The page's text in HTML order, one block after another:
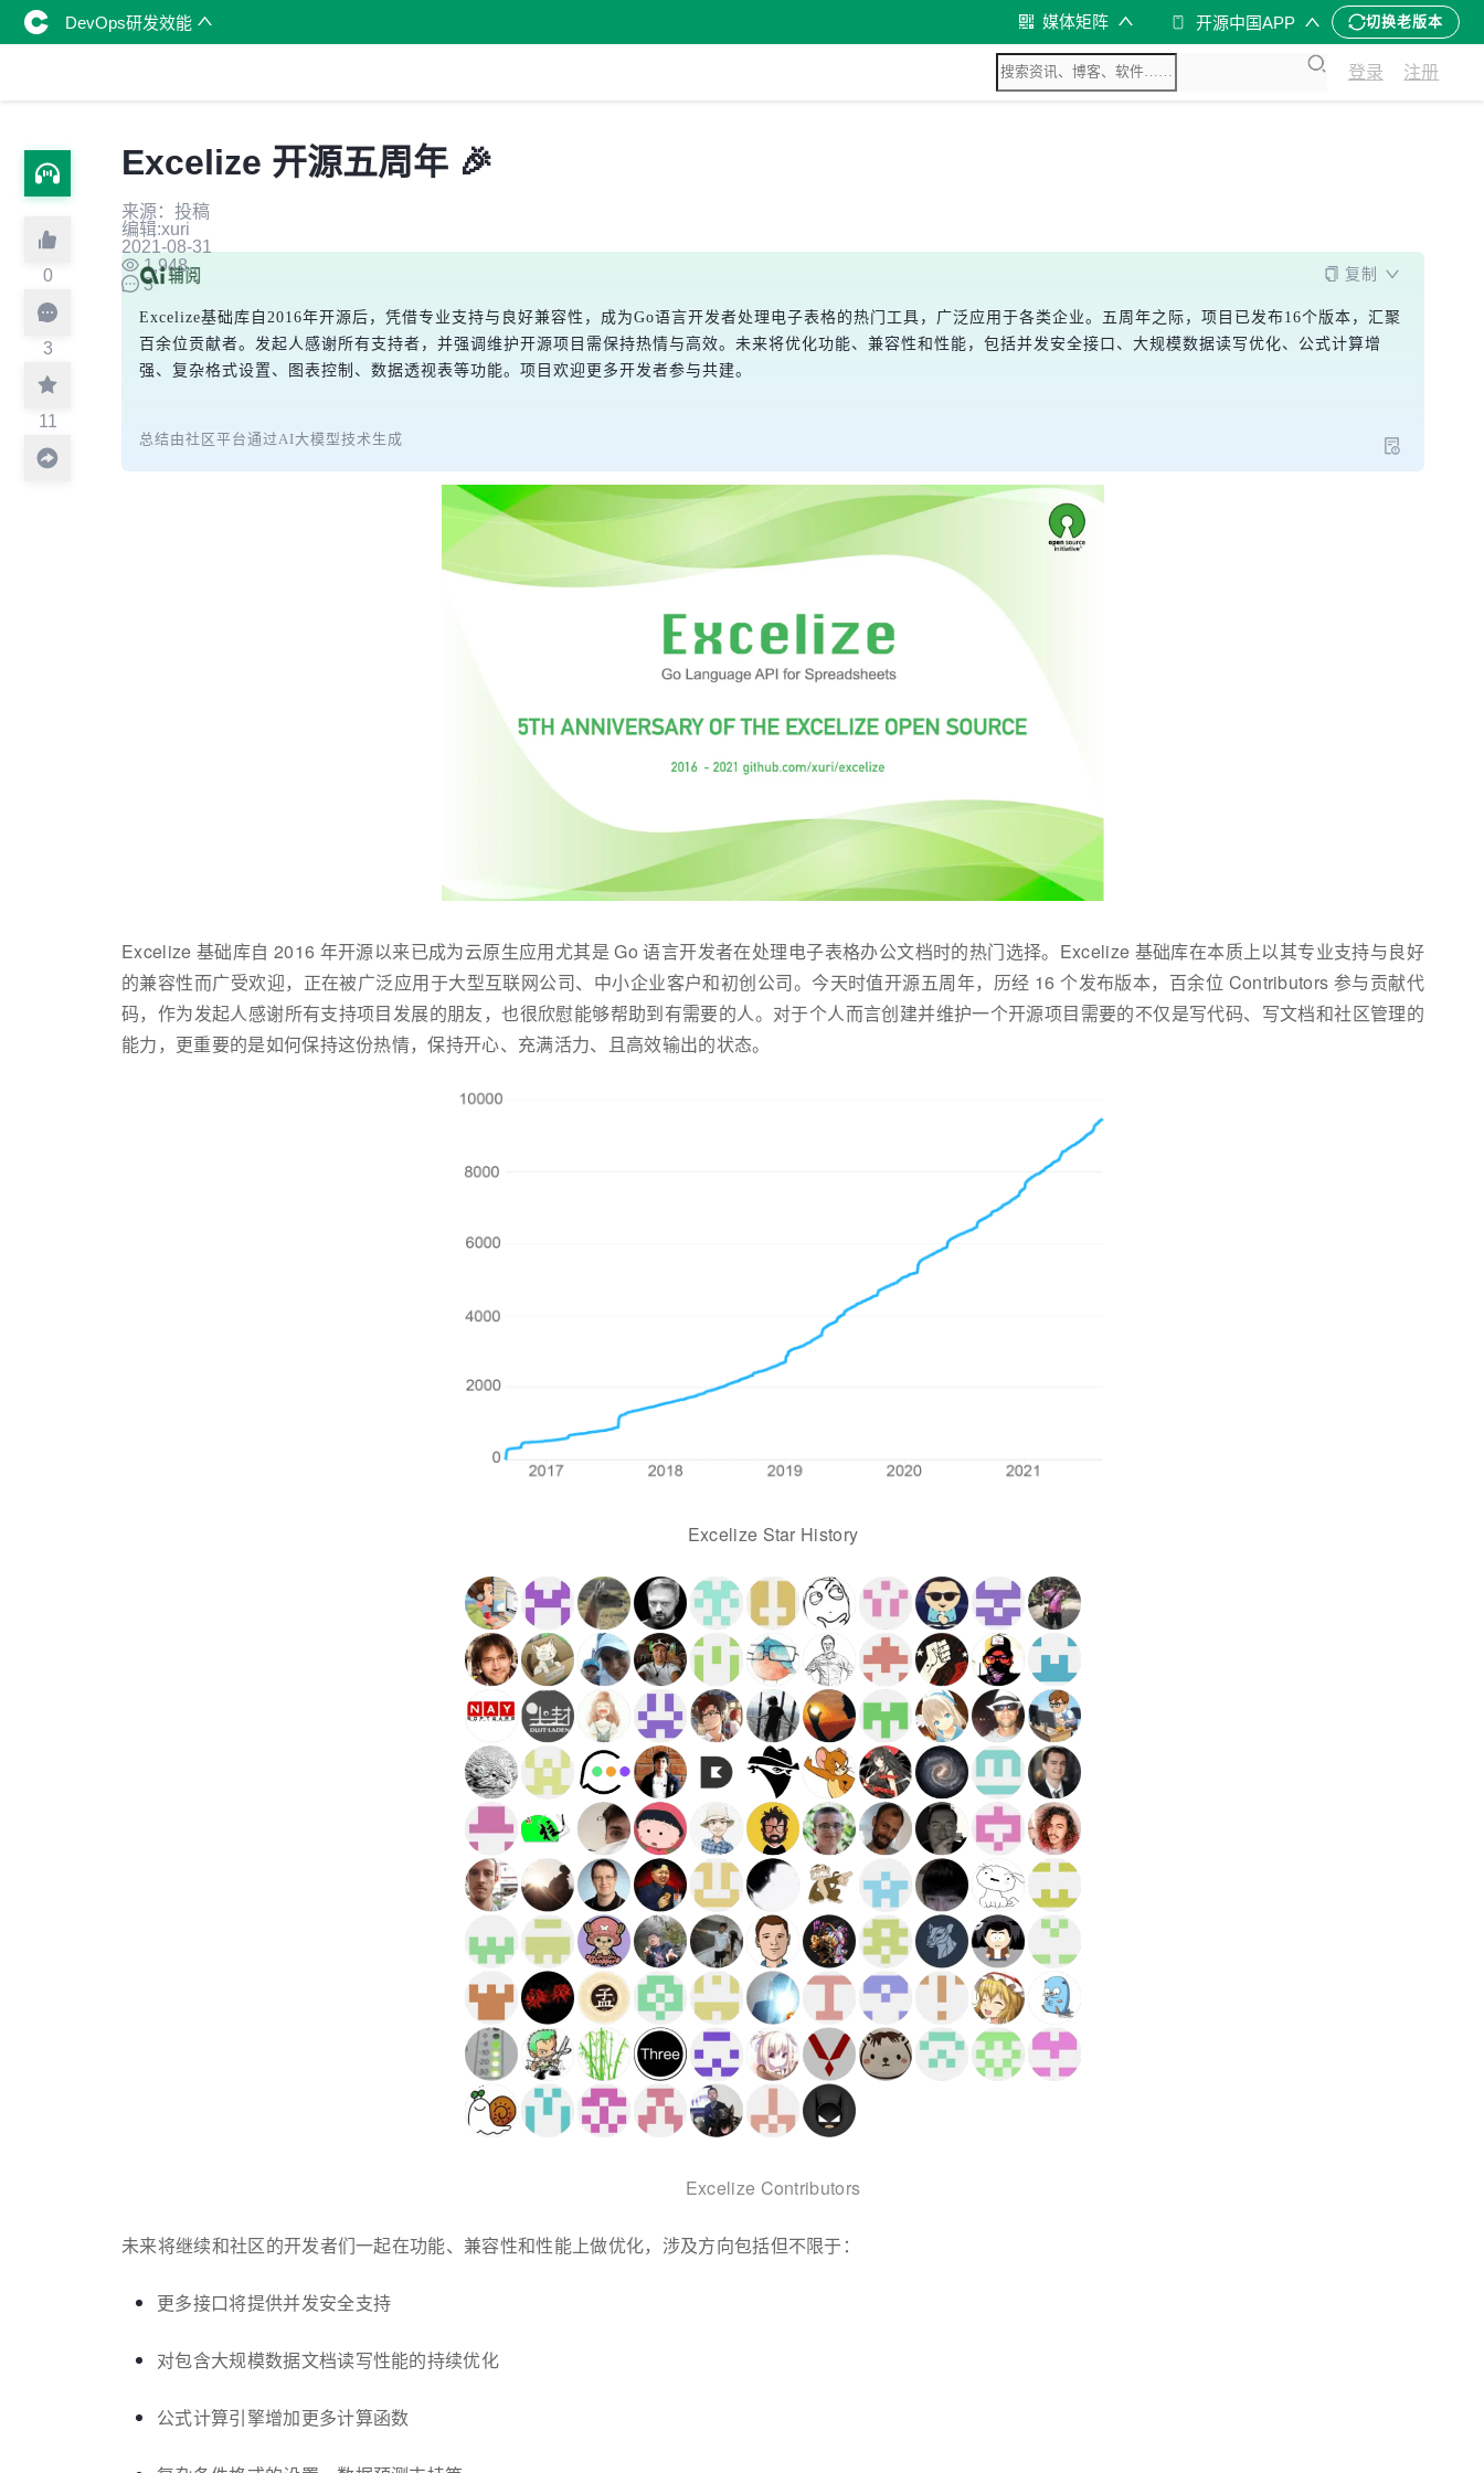
DevOps研发效能 媒体矩阵 开源中国APP 切换老版本
登录 注册
0
3
11
Excelize 开源五周年 🎉
来源：投稿
编辑:xuri
2021-08-31
1,948
3
复制
Excelize基础库自2016年开源后，凭借专业支持与良好兼容性，成为Go语言开发者处理电子表格的热门工具，广泛应用于各类企业。五周年之际，项目已发布16个版本，汇聚
百余位贡献者。发起人感谢所有支持者，并强调维护开源项目需保持热情与高效。未来将优化功能、兼容性和性能，包括并发安全接口、大规模数据读写优化、公式计算增
强、复杂格式设置、图表控制、数据透视表等功能。项目欢迎更多开发者参与共建。
总结由社区平台通过AI大模型技术生成
Excelize 基础库自 2016 年开源以来已成为云原生应用尤其是 Go 语言开发者在处理电子表格办公文档时的热门选择。Excelize 基础库在本质上以其专业支持与良好
的兼容性而广受欢迎，正在被广泛应用于大型互联网公司、中小企业客户和初创公司。今天时值开源五周年，历经 16 个发布版本，百余位 Contributors 参与贡献代
码，作为发起人感谢所有支持项目发展的朋友，也很欣慰能够帮助到有需要的人。对于个人而言创建并维护一个开源项目需要的不仅是写代码、写文档和社区管理的
能力，更重要的是如何保持这份热情，保持开心、充满活力、且高效输出的状态。
Excelize Star History
Excelize Contributors
未来将继续和社区的开发者们一起在功能、兼容性和性能上做优化，涉及方向包括但不限于：
更多接口将提供并发安全支持
对包含大规模数据文档读写性能的持续优化
公式计算引擎增加更多计算函数